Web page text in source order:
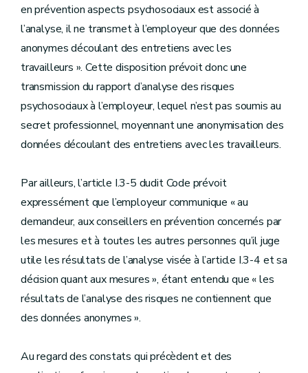
en prévention aspects psychosociaux est associé à
l’analyse, il ne transmet à l’employeur que des données
anonymes découlant des entretiens avec les
travailleurs ». Cette disposition prévoit donc une
transmission du rapport d’analyse des risques
psychosociaux à l’employeur, lequel n’est pas soumis au
secret professionnel, moyennant une anonymisation des
données découlant des entretiens avec les travailleurs.
Par ailleurs, l’article I.3-5 dudit Code prévoit
expressément que l’employeur communique « au
demandeur, aux conseillers en prévention concernés par
les mesures et à toutes les autres personnes qu’il juge
utile les résultats de l’analyse visée à l’article I.3-4 et sa
décision quant aux mesures », étant entendu que « les
résultats de l’analyse des risques ne contiennent que
des données anonymes ».
Au regard des constats qui précèdent et des